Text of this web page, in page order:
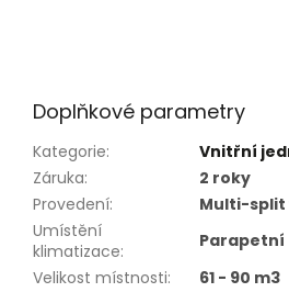
Doplňkové parametry
Kategorie:
Vnitřní
Záruka:
2 roky
Provedení:
Multi-
Umístění
klimatizace:
Parapetní
Velikost místnosti:
61 - 90 m3